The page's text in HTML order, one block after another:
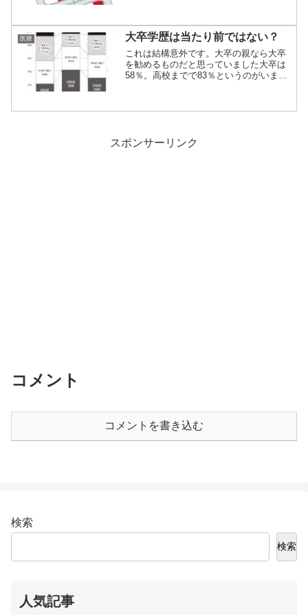
医療 大卒学歴は当たり前ではない？
これは結構意外です。大卒の親なら大卒
を勧めるものだと思っていました大卒は
58％。高校までで83％というのがいまの
スポンサーリンク
コメント
コメントを書き込む
検索
検索
人気記事